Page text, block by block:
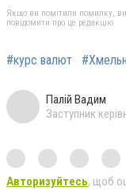
Якщо ви помітили помилку,
повідомити про це редакцію
#курс валют
Палій Вадим
Заступник
Авторизуйтесь, щоб